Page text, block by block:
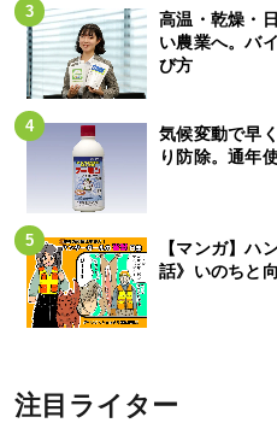
高温・乾燥・
い農業へ。バ
び方
気候変動で早
り防除。通年
【マンガ】ハ
話》いのちと
注目ライター